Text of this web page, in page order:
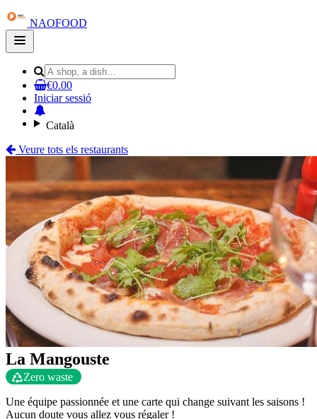
NAOFOOD
Open
main
€0.00
Iniciar sessió
Català
Veure tots els restaurants
La Mangouste
Zero waste
Une équipe passionnée et une carte qui change suivant les saisons !
Aucun doute vous allez vous régaler !